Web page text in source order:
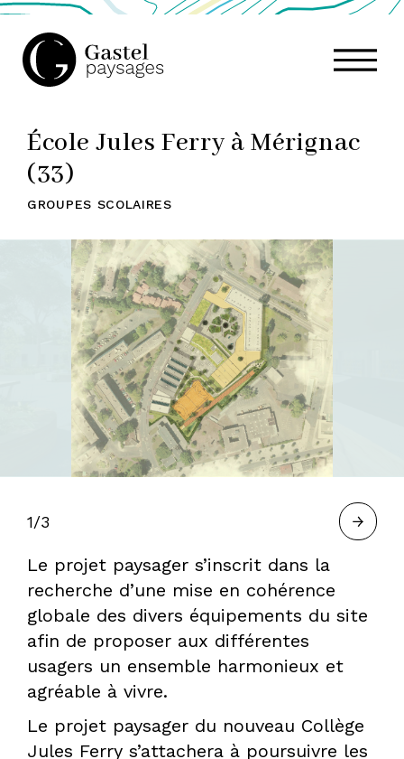
GASTEL
PAYSAGES,
ATELIER
DE
PAYSAGE
À
—
HERVÉ
GASTEL,
École Jules Ferry à Mérignac
(33)
GROUPES SCOLAIRES
1/3
Le projet paysager s’inscrit dans la
recherche d’une mise en cohérence
globale des divers équipements du site
afin de proposer aux différentes
usagers un ensemble harmonieux et
agréable à vivre.
Le projet paysager du nouveau Collège
Jules Ferry s’attachera à poursuivre les